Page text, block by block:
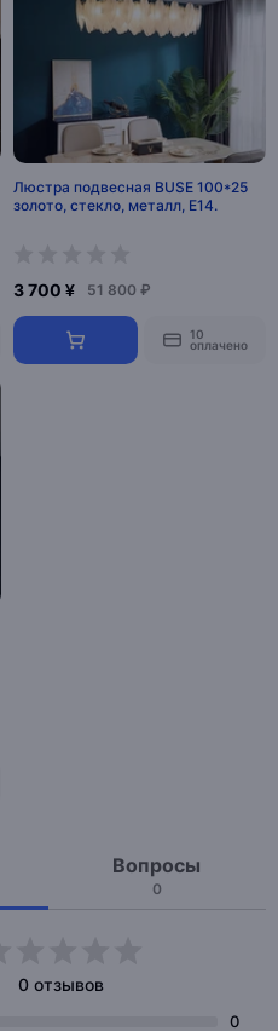
Люстра подвесная BUSE 100*25
золото, стекло, металл, Е14.
3 700 ¥ 51 800 ₽
10
оплачено
Вопросы
0
0 отзывов
0